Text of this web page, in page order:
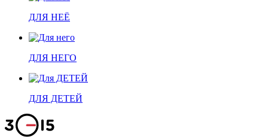
ДЛЯ НЕЁ
ДЛЯ НЕГО
ДЛЯ ДЕТЕЙ